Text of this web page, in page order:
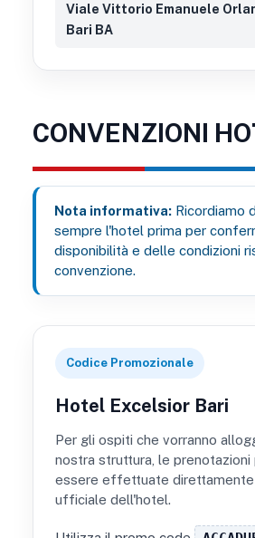
Viale Vittorio Emanuele
Bari BA
CONVENZIONI
Nota informativa: Ricordiamo
sempre l'hotel prima per
disponibilità e delle condizioni
convenzione.
Codice Promozionale
Hotel Excelsior Bari
Per gli ospiti che vorranno
nostra struttura, le prenotazioni
essere effettuate direttamente
ufficiale dell'hotel.